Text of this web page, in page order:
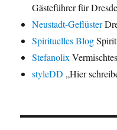
Gästeführer für
Neustadt-Geflüster
Spirituelles Blog
Stefanolix
styleDD „Hier